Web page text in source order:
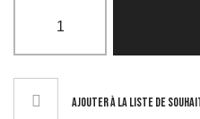
Pliométrie
Motricité
Power bag & Gilet
AJOUTER À LA LISTE DE